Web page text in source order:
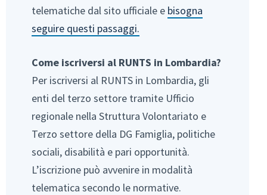
telematiche dal sito ufficiale e bisogna
seguire questi passaggi.
Come iscriversi al RUNTS in Lombardia?
Per iscriversi al RUNTS in Lombardia, gli
enti del terzo settore tramite Ufficio
regionale nella Struttura Volontariato e
Terzo settore della DG Famiglia, politiche
sociali, disabilità e pari opportunità.
L’iscrizione può avvenire in modalità
telematica secondo le normative.